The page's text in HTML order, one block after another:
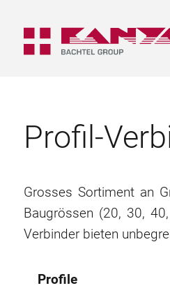
Profil-
Grosses Sortiment an
Baugrössen (20, 30,
Verbinder bieten
Profile